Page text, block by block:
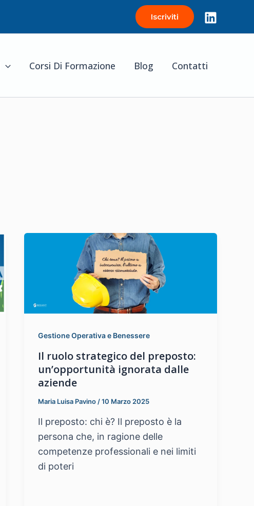
Iscriviti
Corsi Di Formazione Blog Contatti
Gestione Operativa e Benessere
Il ruolo strategico del preposto:
un’opportunità ignorata dalle
aziende
Maria Luisa Pavino /10 Marzo 2025
Il preposto: chi è? Il preposto è la
persona che, in ragione delle
competenze professionali e nei limiti
di poteri